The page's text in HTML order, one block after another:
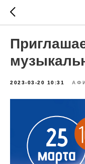
2023-03-20 10:31